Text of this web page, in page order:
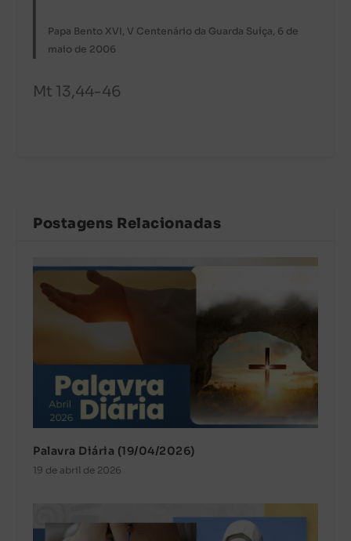
Papa Bento XVI, V Centenário da Guarda Suíça, 6 de
maio de 2006
Mt 13,44-46
Postagens Relacionadas
Palavra Diária (19/04/2026)
19 de abril de 2026